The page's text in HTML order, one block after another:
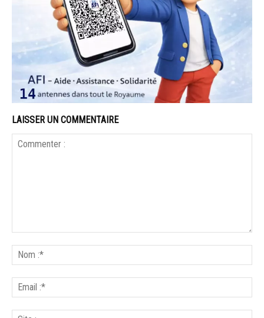
LAISSER UN COMMENTAIRE